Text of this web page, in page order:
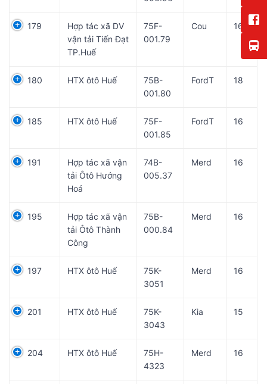
179
Hợp tác xã DV
vận tải Tiến Đạt
TP.Huế
75F-
001.79
Cou 16
180 HTX ôtô Huế
75B-
001.80
FordT 18
185 HTX ôtô Huế
75F-
001.85
FordT 16
191
Hợp tác xã vận
tải Ôtô Hướng
Hoá
74B-
005.37
Merd 16
195
Hợp tác xã vận
tải Ôtô Thành
Công
75B-
000.84
Merd 16
197 HTX ôtô Huế
75K-
3051
Merd 16
201 HTX ôtô Huế
75K-
3043
Kia 15
204 HTX ôtô Huế
75H-
4323
Merd 16